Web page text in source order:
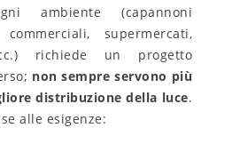
ambiente (capannoni
supermercati,
richiede un progetto
non sempre servono più
distribuzione della luce.
alle esigenze: